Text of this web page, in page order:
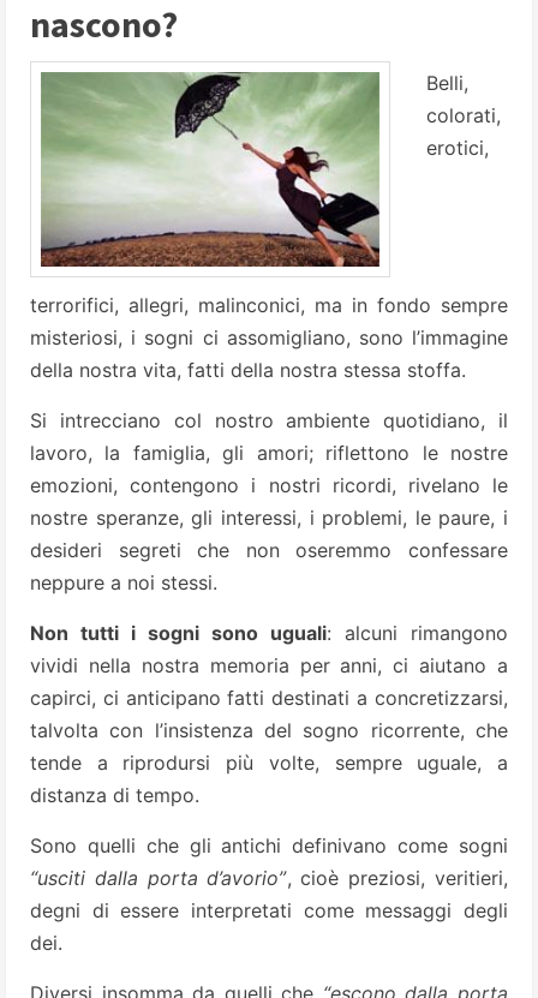
nascono?
Belli,
colorati,
erotici,
terrorifici, allegri, malinconici, ma in fondo sempre
misteriosi, i sogni ci assomigliano, sono l’immagine
della nostra vita, fatti della nostra stessa stoffa.
Si intrecciano col nostro ambiente quotidiano, il
lavoro, la famiglia, gli amori; riflettono le nostre
emozioni, contengono i nostri ricordi, rivelano le
nostre speranze, gli interessi, i problemi, le paure, i
desideri segreti che non oseremmo confessare
neppure a noi stessi.
Non tutti i sogni sono uguali: alcuni rimangono
vividi nella nostra memoria per anni, ci aiutano a
capirci, ci anticipano fatti destinati a concretizzarsi,
talvolta con l’insistenza del sogno ricorrente, che
tende a riprodursi più volte, sempre uguale, a
distanza di tempo.
Sono quelli che gli antichi definivano come sogni
“usciti dalla porta d’avorio”, cioè preziosi, veritieri,
degni di essere interpretati come messaggi degli
dei.
Diversi insomma da quelli che “escono dalla porta